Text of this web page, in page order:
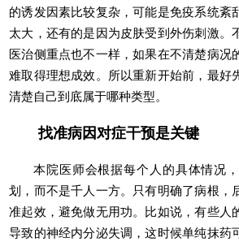
的诱发因素比较复杂，可能是免疫系统紊
太大，还有的是因为皮肤受到外伤刺激。
医治侧重点也不一样，如果在不清楚病况
难取得理想成效。所以重新开始前，最好
清楚自己到底属于哪种类型。
找准病因对症干预是关键
本院医师会根据每个人的具体情况
划，而不是千人一方。只有明确了病根，
准起效，避免做无用功。比如说，有些人
导致的神经内分泌失调，这时候单纯抹药